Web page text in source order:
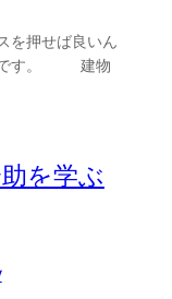
を押せば良いん
です。 建物
を学ぶ